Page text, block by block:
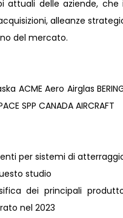
attuali delle aziende, che
alleanze
del mercato.
ACME Aero Airglas
SPP CANADA AIRCRAFT
per sistemi di
studio
dei principali
nel 2023